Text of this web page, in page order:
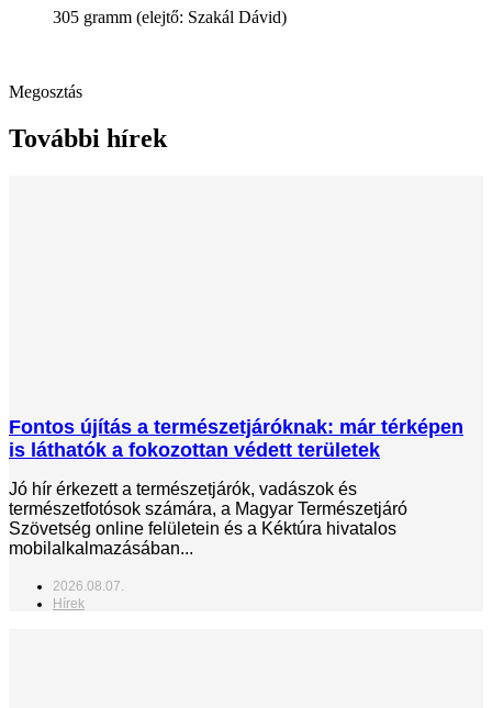
305 gramm (elejtő: Szakál Dávid)
Megosztás
További hírek
Fontos újítás a természetjáróknak: már térképen
is láthatók a fokozottan védett területek
Jó hír érkezett a természetjárók, vadászok és
természetfotósok számára, a Magyar Természetjáró
Szövetség online felületein és a Kéktúra hivatalos
mobilalkalmazásában...
2026.08.07.
Hírek